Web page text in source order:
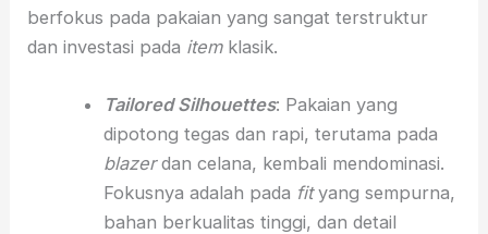
berfokus pada pakaian yang sangat terstruktur
dan investasi pada itemklasik.
Tailored Silhouettes: Pakaian yang
dipotong tegas dan rapi, terutama pada
blazerdan celana, kembali mendominasi.
Fokusnya adalah pada fityang sempurna,
bahan berkualitas tinggi, dan detail